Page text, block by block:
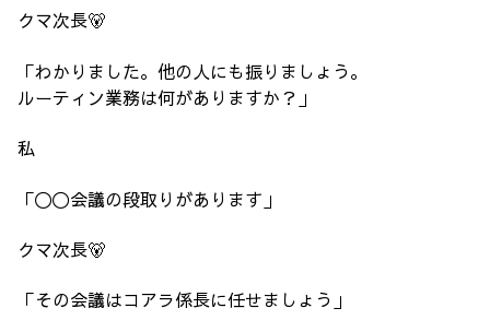
クマ次長🐻
「わかりました。他の人にも振りましょう。
ルーティン業務は何がありますか？」
私
「〇〇会議の段取りがあります」
クマ次長🐻
「その会議はコアラ係長に任せましょう」